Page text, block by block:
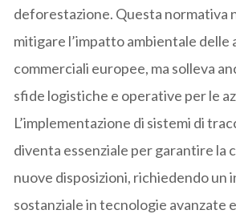
deforestazione. Questa normativa
mitigare l’impatto ambientale delle
commerciali europee, ma solleva
sfide logistiche e operative per le
L’implementazione di sistemi di
diventa essenziale per garantire la
nuove disposizioni, richiedendo un
sostanziale in tecnologie avanzate